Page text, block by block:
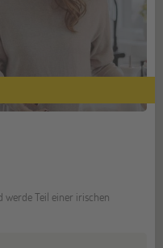
werde Teil einer irischen